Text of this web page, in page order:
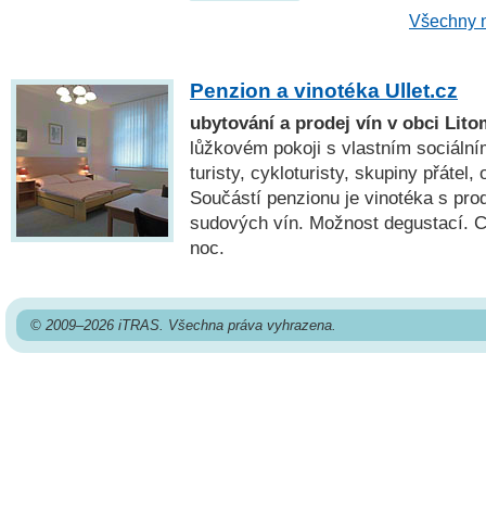
Všechny
Penzion a vinotéka Ullet.cz
ubytování a prodej vín v obci
lůžkovém pokoji s vlastním
turisty, cykloturisty, skupiny přátel,
Součástí penzionu je vinotéka s
sudových vín. Možnost degustací.
noc.
© 2009–2026 iTRAS. Všechna práva vyhrazena.